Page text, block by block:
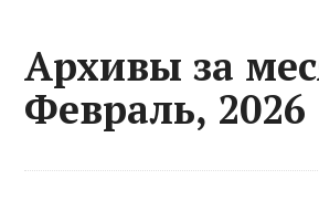
Архивы за
Февраль, 2026